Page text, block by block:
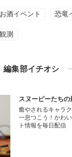
お酒イベント 恐竜
測
編集部イチオシ
スヌーピーたちの
癒やされるキャラ
一息つこう！かわ
ト情報を毎日配信